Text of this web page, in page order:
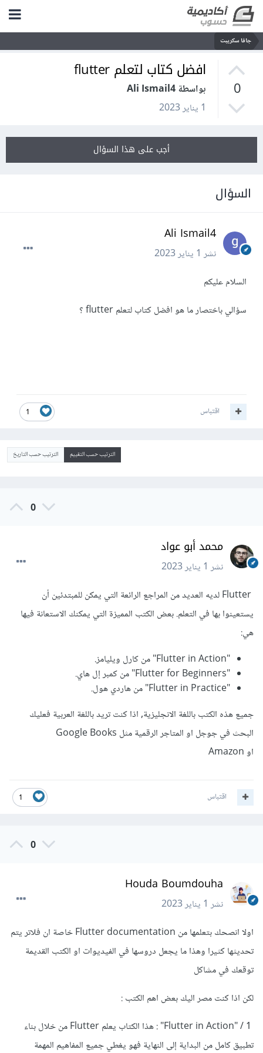
جافا سكريبت
0
افضل كتاب لتعلم flutter
بواسطة Ali Ismail4
1 يناير 2023
أجب على هذا السؤال
السؤال
Ali Ismail4
نشر1 يناير 2023
السلام عليكم
سؤالي باختصار ما هو افضل كتاب لتعلم flutter ؟
1 اقتباس
الترتيب حسب التقييم الترتيب حسب التاريخ
0
محمد أبو عواد
نشر1 يناير 2023
Flutter لديه العديد من المراجع الرائعة التي يمكن للمبتدئين أن
يستعينوا بها في التعلم. بعض الكتب المميزة التي يمكنك الاستعانة فيها
هي:
"Flutter in Action" من كارل ويليامز.
"Flutter for Beginners" من كمبر إل هاي.
"Flutter in Practice" من هاردي هول.
جميع هذه الكتب باللغة الانجليزية, اذا كنت تريد باللغة العربية فعليك
البحث في جوجل او المتاجر الرقمية مثل Google Books
او Amazon
1 اقتباس
0
Houda Boumdouha
نشر1 يناير 2023
اولا انصحك بتعلمها من Flutter documentation خاصة ان فلاتر يتم
تحديثها كثيرا وهذا ما يجعل دروسها في الفيديوات او الكتب القديمة
توقعك في مشاكل
لكن اذا كنت مصر اليك بعض اهم الكتب
1 / "Flutter in Action" : هذا الكتاب يعلم Flutter من خلال بناء
تطبيق كامل من البداية إلى النهاية فهو يغطي جميع المفاهيم المهمة